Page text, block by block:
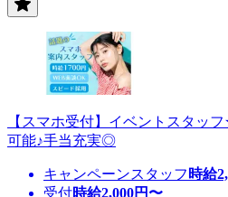
【スマホ受付】イベントスタッ
可能♪手当充実◎
キャンペーンスタッフ 時給
受付時給2,000円〜